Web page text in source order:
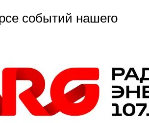
событий нашего